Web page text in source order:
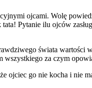
ojcami. Wolę
Pytanie ilu ojców
świata
za czym
ojciec go nie kocha i nie